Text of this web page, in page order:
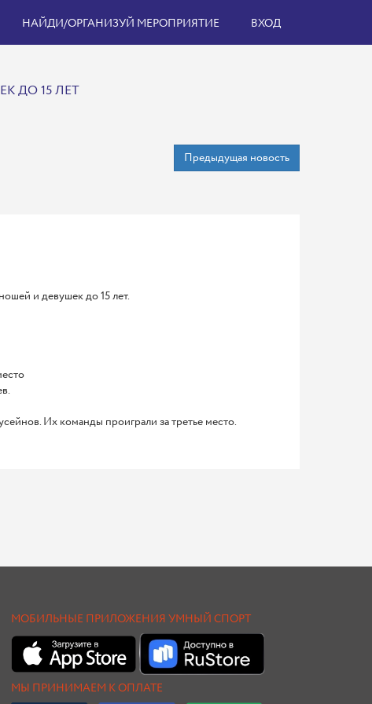
НАЙДИ/ОРГАНИЗУЙ МЕРОПРИЯТИЕ ВХОД
ДО 15 ЛЕТ
Предыдущая новость
и девушек до 15 лет.
Их команды проиграли за третье место.
МОБИЛЬНЫЕ ПРИЛОЖЕНИЯ УМНЫЙ СПОРТ
МЫ ПРИНИМАЕМ К ОПЛАТЕ